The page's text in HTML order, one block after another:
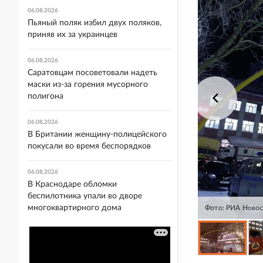
Фото: РИА
06.08.2026
Пьяный поляк избил двух поляков,
приняв их за украинцев
06.08.2026
Саратовцам посоветовали надеть
маски из-за горения мусорного
полигона
06.08.2026
В Британии женщину-полицейского
покусали во время беспорядков
06.08.2026
В Краснодаре обломки
беспилотника упали во дворе
многоквартирного дома